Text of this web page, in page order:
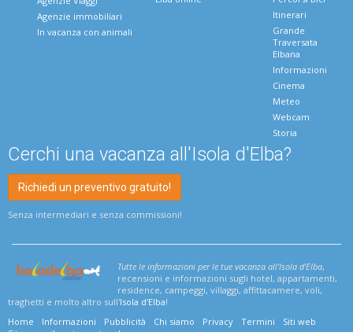
Agenzie immobiliari
In vacanza con animali
Itinerari
Grande
Traversata
Elbana
Informazioni
Cinema
Meteo
Webcam
Storia
Cerchi una vacanza all'Isola d'Elba?
Richiedi un preventivo gratuito!
Senza intermediari e senza commissioni!
Tutte le informazioni per le tue vacanza all'Isola d'Elba,
recensioni e informazioni sugli hotel, appartamenti,
residence, campeggi, villaggi, affittacamere, voli,
traghetti e molto altro sull'Isola d'Elba!
Home
Informazioni Pubblicità Chi siamo Privacy Termini
Siti web